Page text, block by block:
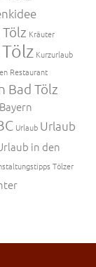
Kräuter
Kurzurlaub
Restaurant
Bad Tölz
Urlaub Urlaub
in den
Tölzer